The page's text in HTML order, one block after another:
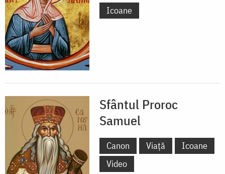
Icoane
Sfântul Proroc
Samuel
Canon Viață
Icoane
Video